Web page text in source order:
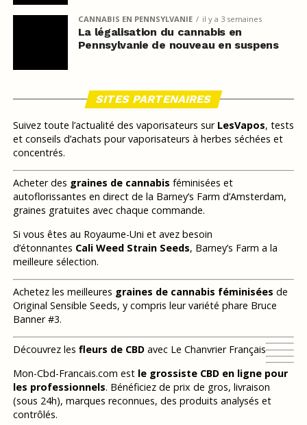
CANNABIS EN PENNSYLVANIE il y a 3 semaines
La légalisation du cannabis en
Pennsylvanie de nouveau en suspens
SITES PARTENAIRES
Suivez toute l’actualité des vaporisateurs sur LesVapos, tests
et conseils d’achats pour vaporisateurs à herbes séchées et
concentrés.
Acheter des graines de cannabis féminisées et
autoflorissantes en direct de la Barney’s Farm d’Amsterdam,
graines gratuites avec chaque commande.
Si vous êtes au Royaume-Uni et avez besoin
d’étonnantes Cali Weed Strain Seeds, Barney’s Farm a la
meilleure sélection.
Achetez les meilleures graines de cannabis féminisées de
Original Sensible Seeds, y compris leur variété phare Bruce
Banner #3.
Découvrez les fleurs de CBDavec Le Chanvrier Français
Mon-Cbd-Francais.com est le grossiste CBD en ligne pour
les professionnels. Bénéficiez de prix de gros, livraison
(sous 24h), marques reconnues, des produits analysés et
contrôlés.